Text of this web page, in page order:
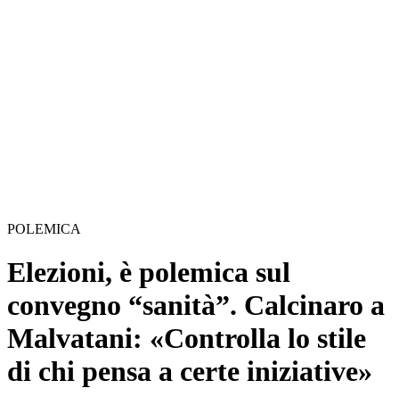
POLEMICA
Elezioni, è polemica sul
convegno “sanità”. Calcinaro a
Malvatani: «Controlla lo stile
di chi pensa a certe iniziative»